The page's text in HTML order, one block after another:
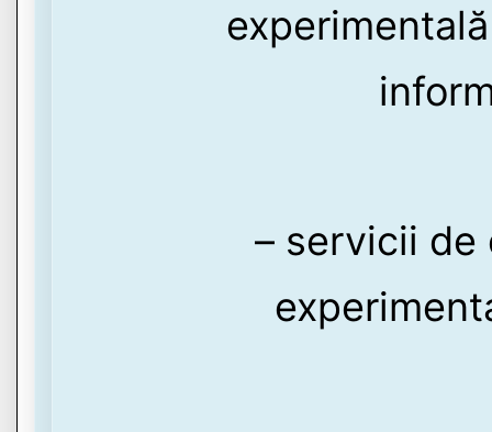
– servicii de